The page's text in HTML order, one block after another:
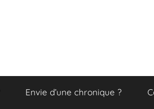
Envie d’une chronique ?